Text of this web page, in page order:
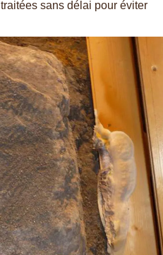
sans délai pour éviter